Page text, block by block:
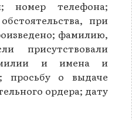
номер телефона;
при
фамилию,
присутствовали
и имена и
просьбу о выдаче
ордера; дату